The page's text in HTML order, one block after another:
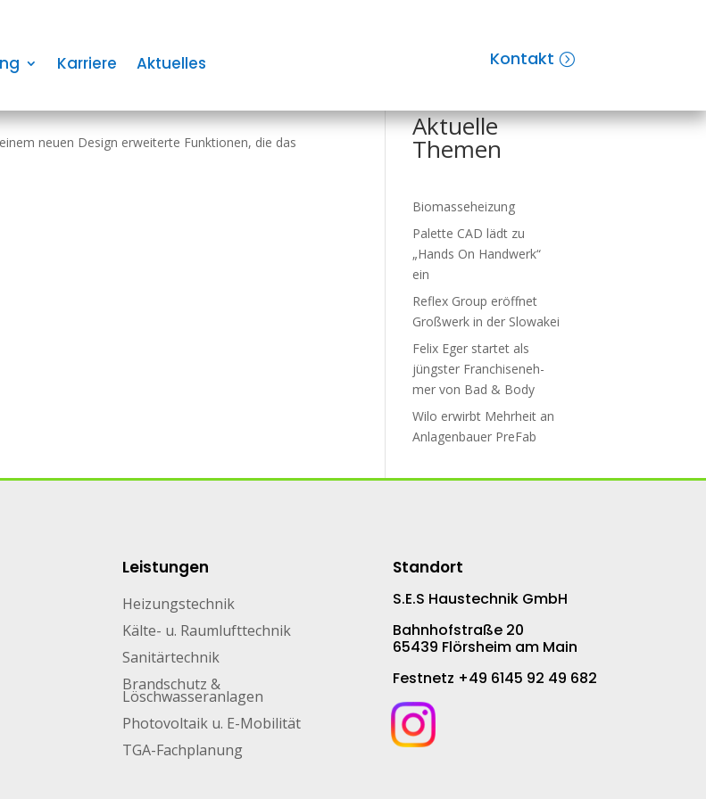
Karriere Aktuelles Kontakt
IXMO-Planer für Bad­
neuen Design erwei­terte Funk­ti­onen, die das
Suchen
Aktuelle
Themen
Biomasseheizung
Palette CAD lädt zu
„Hands On Handwerk“
ein
Reflex Group er­öff­net
Groß­werk in der Slo­wa­kei
Felix Eger startet als
jüngster Fran­chise­neh­
mer von Bad & Body
Wilo erwirbt Mehr­heit an
An­la­gen­bau­er PreFab
Leistungen
Heizungstechnik
Kälte- u. Raumlufttechnik
Sanitärtechnik
Brandschutz &
Löschwasseranlagen
Photovoltaik u. E-Mobilität
TGA-Fachplanung
Standort
S.E.S Haustechnik GmbH
Bahnhofstraße 20
65439 Flörsheim am Main
Festnetz +49 6145 92 49 682